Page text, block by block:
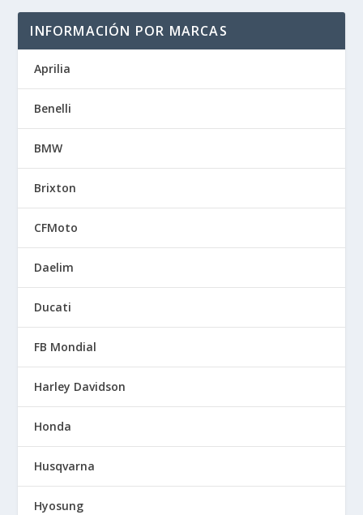
INFORMACIÓN POR MARCAS
Aprilia
Benelli
BMW
Brixton
CFMoto
Daelim
Ducati
FB Mondial
Harley Davidson
Honda
Husqvarna
Hyosung